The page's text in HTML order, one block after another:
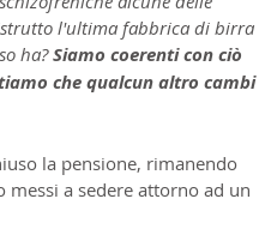
l'ultima fabbrica di birra
ha? Siamo coerenti con ciò
che qualcun altro cambi
la pensione, rimanendo
messi a sedere attorno ad un